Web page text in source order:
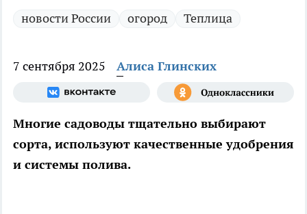
новости России огород Теплица
7 сентября 2025 Алиса Глинских
Многие садоводы тщательно выбирают
сорта, используют качественные удобрения
и системы полива.